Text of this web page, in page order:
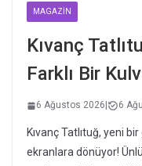
MAGAZIN
Kıvanç
Farklı Bir
6 Ağustos 2026 6
Kıvanç Tatlıtuğ, yeni
ekranlara dönüyor!